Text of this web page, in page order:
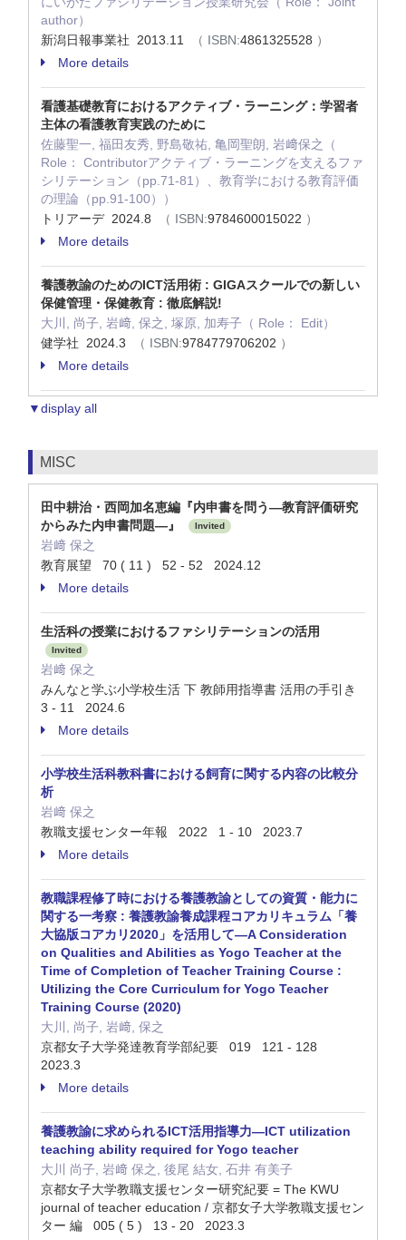
author）
新潟日報事業社 2013.11
（ ISBN:4861325528 ）
More details
看護基礎教育におけるアクティブ・ラーニング：学習者
主体の看護教育実践のために
佐藤聖一, 福田友秀, 野島敬祐, 亀岡聖朗, 岩﨑保之（
Role： Contributorアクティブ・ラーニングを支えるファ
シリテーション（pp.71-81）、教育学における教育評価
の理論（pp.91-100））
トリアーデ 2024.8
（ ISBN:9784600015022 ）
More details
養護教諭のためのICT活用術 : GIGAスクールでの新しい
保健管理・保健教育 : 徹底解説!
大川, 尚子, 岩﨑, 保之, 塚原, 加寿子（ Role： Edit）
健学社 2024.3
（ ISBN:9784779706202 ）
More details
▼display all
MISC
田中耕治・西岡加名恵編『内申書を問う―教育評価研究
からみた内申書問題―』
Invited
岩﨑 保之
教育展望 70 ( 11 ) 52 - 52 2024.12
More details
生活科の授業におけるファシリテーションの活用
Invited
岩﨑 保之
みんなと学ぶ小学校生活 下 教師用指導書 活用の手引き
3 - 11 2024.6
More details
小学校生活科教科書における飼育に関する内容の比較分
析
岩﨑 保之
教職支援センター年報 2022 1 - 10 2023.7
More details
教職課程修了時における養護教諭としての資質・能力に
関する一考察 : 養護教諭養成課程コアカリキュラム「養
大協版コアカリ2020」を活用して—A Consideration
on Qualities and Abilities as Yogo Teacher at the
Time of Completion of Teacher Training Course :
Utilizing the Core Curriculum for Yogo Teacher
Training Course (2020)
大川, 尚子, 岩﨑, 保之
京都女子大学発達教育学部紀要 019 121 - 128
2023.3
More details
養護教諭に求められるICT活用指導力—ICT utilization
teaching ability required for Yogo teacher
大川 尚子, 岩﨑 保之, 後尾 結女, 石井 有美子
京都女子大学教職支援センター研究紀要 = The KWU
journal of teacher education / 京都女子大学教職支援セン
ター 編 005 ( 5 ) 13 - 20 2023.3